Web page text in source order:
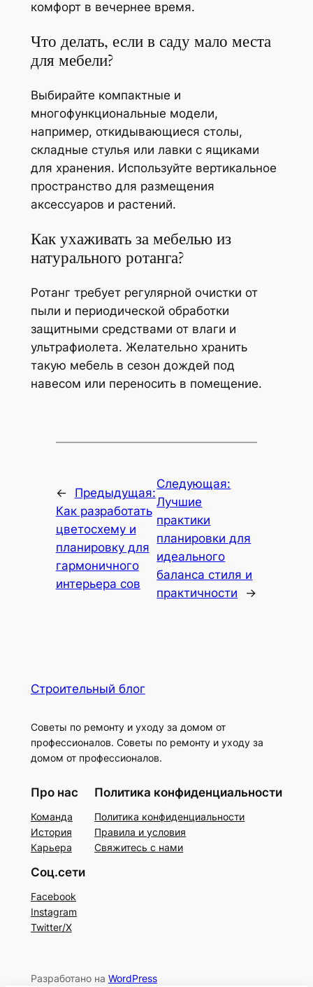
комфорт в вечернее время.
Что делать, если в саду мало места
для мебели?
Выбирайте компактные и
многофункциональные модели,
например, откидывающиеся столы,
складные стулья или лавки с ящиками
для хранения. Используйте вертикальное
пространство для размещения
аксессуаров и растений.
Как ухаживать за мебелью из
натурального ротанга?
Ротанг требует регулярной очистки от
пыли и периодической обработки
защитными средствами от влаги и
ультрафиолета. Желательно хранить
такую мебель в сезон дождей под
навесом или переносить в помещение.
←
Предыдущая:
Как разработать
цветосхему и
планировку для
гармоничного
интерьера сов
Следующая:
Лучшие
практики
планировки для
идеального
баланса стиля и
практичности
→
Строительный блог
Советы по ремонту и уходу за домом от
профессионалов. Советы по ремонту и уходу за
домом от профессионалов.
Про нас
Команда
История
Карьера
Политика конфиденциальности
Политика конфиденциальности
Правила и условия
Свяжитесь с нами
Соц.сети
Facebook
Instagram
Twitter/X
Разработано на WordPress